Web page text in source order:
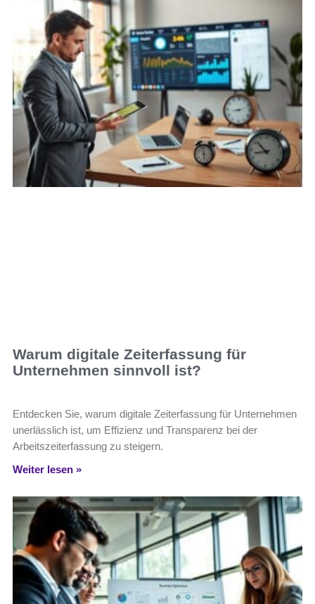
Warum digitale Zeiterfassung für
Unternehmen sinnvoll ist?
Entdecken Sie, warum digitale Zeiterfassung für Unternehmen
unerlässlich ist, um Effizienz und Transparenz bei der
Arbeitszeiterfassung zu steigern.
Weiter lesen »